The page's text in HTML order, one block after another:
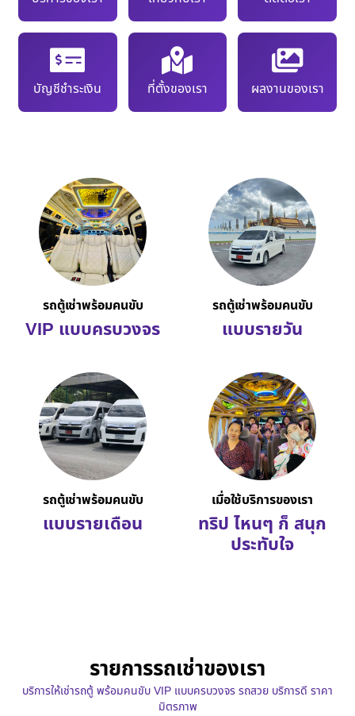
บัญชีชำระเงิน ที่ตั้งของเรา ผลงานของเรา
รถตู้เช่าพร้อมคนขับ
VIP แบบครบวงจร
รถตู้เช่าพร้อมคนขับ
แบบรายวัน
รถตู้เช่าพร้อมคนขับ
แบบรายเดือน
เมื่อใช้บริการของเรา
ทริป ไหนๆ ก็ สนุก
ประทับใจ
รายการรถเช่าของเรา
บริการให้เช่ารถตู้ พร้อมคนขับ VIP แบบครบวงจร รถสวย บริการดี ราคา
มิตรภาพ